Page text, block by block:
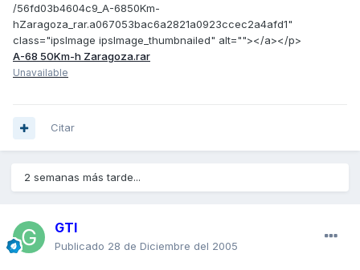
/56fd03b4604c9_A-6850Km-
hZaragoza_rar.a067053bac6a2821a0923ccec2a4afd1"
class="ipsImage ipsImage_thumbnailed" alt=""></a></p>
A-68 50Km-h Zaragoza.rar
Unavailable
Citar
2 semanas más tarde...
GTI
Publicado 28 de Diciembre del 2005